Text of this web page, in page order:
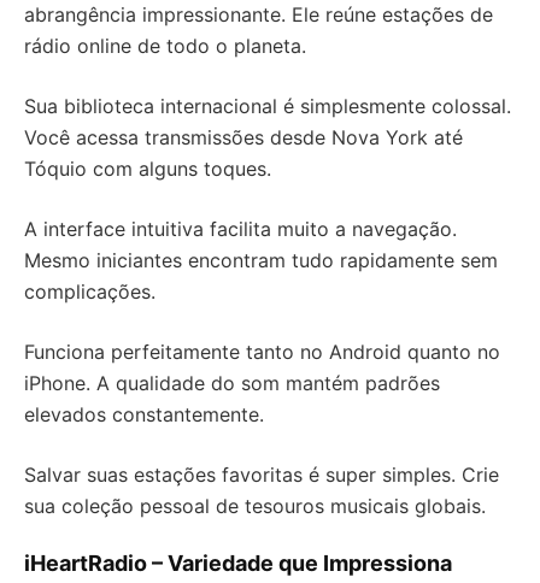
abrangência impressionante. Ele reúne estações de
rádio online de todo o planeta.
Sua biblioteca internacional é simplesmente colossal.
Você acessa transmissões desde Nova York até
Tóquio com alguns toques.
A interface intuitiva facilita muito a navegação.
Mesmo iniciantes encontram tudo rapidamente sem
complicações.
Funciona perfeitamente tanto no Android quanto no
iPhone. A qualidade do som mantém padrões
elevados constantemente.
Salvar suas estações favoritas é super simples. Crie
sua coleção pessoal de tesouros musicais globais.
iHeartRadio – Variedade que Impressiona